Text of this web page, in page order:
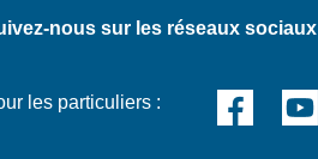
nous sur les réseaux sociaux
les particuliers :